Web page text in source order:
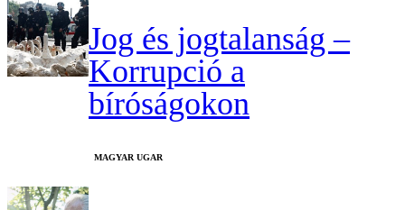
Jog és jogtalanság –
Korrupció a
bíróságokon
MAGYAR UGAR